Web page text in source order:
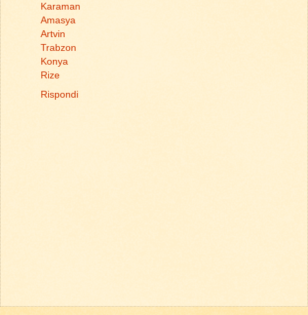
Karaman
Amasya
Artvin
Trabzon
Konya
Rize
Rispondi